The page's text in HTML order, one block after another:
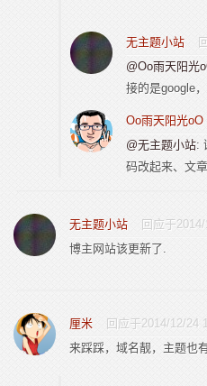
无主题小站
@Oo雨天阳光
接的是google
Oo雨天阳光oO
@无主题小站:
码改起来、文
无主题小站 回应于
博主网站该更新了.
厘米 回应于2014/12/24
来踩踩，域名靓，主题也有